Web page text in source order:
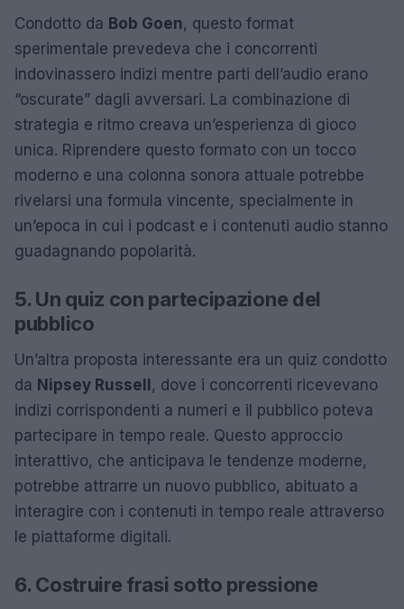
Condotto da Bob Goen, questo format
sperimentale prevedeva che i concorrenti
indovinassero indizi mentre parti dell’audio erano
“oscurate” dagli avversari. La combinazione di
strategia e ritmo creava un’esperienza di gioco
unica. Riprendere questo formato con un tocco
moderno e una colonna sonora attuale potrebbe
rivelarsi una formula vincente, specialmente in
un’epoca in cui i podcast e i contenuti audio stanno
guadagnando popolarità.
5. Un quiz con partecipazione del
pubblico
Un’altra proposta interessante era un quiz condotto
da Nipsey Russell, dove i concorrenti ricevevano
indizi corrispondenti a numeri e il pubblico poteva
partecipare in tempo reale. Questo approccio
interattivo, che anticipava le tendenze moderne,
potrebbe attrarre un nuovo pubblico, abituato a
interagire con i contenuti in tempo reale attraverso
le piattaforme digitali.
6. Costruire frasi sotto pressione